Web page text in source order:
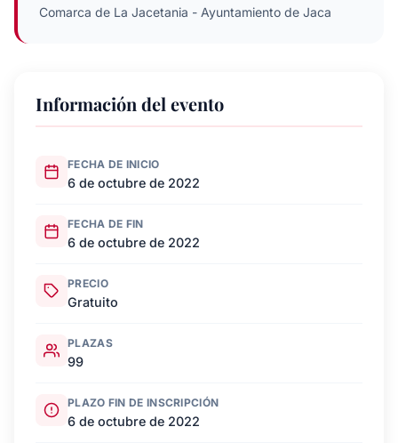
Comarca de La Jacetania - Ayuntamiento de Jaca
Información del evento
FECHA DE INICIO
6 de octubre de 2022
FECHA DE FIN
6 de octubre de 2022
PRECIO
Gratuito
PLAZAS
99
PLAZO FIN DE INSCRIPCIÓN
6 de octubre de 2022